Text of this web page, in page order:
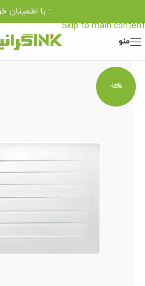
Skip to main content
.:: با اطمینان
منو
-15%